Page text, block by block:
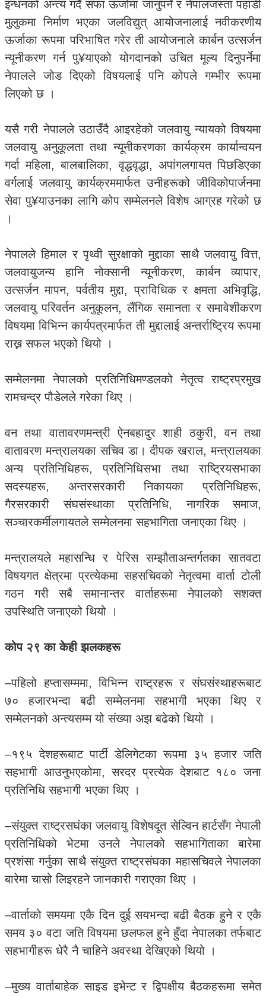
इन्धनको अन्त्य गर्दै सफा ऊर्जामा जानुपर्ने र नेपालजस्ता पहाडी
मुलुकमा निर्माण भएका जलविद्युत् आयोजनालाई नवीकरणीय
ऊर्जाका रूपमा परिभाषित गरेर ती आयोजनाले कार्बन उत्सर्जन
न्यूनीकरण गर्न पु¥याएको योगदानको उचित मूल्य दिनुपर्नेमा
नेपालले जोड दिएको विषयलाई पनि कोपले गम्भीर रूपमा
लिएको छ ।
यसै गरी नेपालले उठाउँदै आइरहेको जलवायु न्यायको विषयमा
जलवायु अनुकूलता तथा न्यूनीकरणका कार्यक्रम कार्यान्वयन
गर्दा महिला, बालबालिका, वृद्धवृद्धा, अपांगलगायत पिछडिएका
वर्गलाई जलवायु कार्यक्रममार्फत उनीहरूको जीविकोपार्जनमा
सेवा पु¥याउनका लागि कोप सम्मेलनले विशेष आग्रह गरेको छ
।
नेपालले हिमाल र पृथ्वी सुरक्षाको मुद्दाका साथै जलवायु वित्त,
जलवायुजन्य हानि नोक्सानी न्यूनीकरण, कार्बन व्यापार,
उत्सर्जन मापन, पर्वतीय मुद्दा, प्राविधिक र क्षमता अभिवृद्धि,
जलवायु परिवर्तन अनुकूलन, लैंगिक समानता र समावेशीकरण
विषयमा विभिन्न कार्यपत्रमार्फत ती मुद्दालाई अन्तर्राष्ट्रिय रूपमा
राख्न सफल भएको थियो ।
सम्मेलनमा नेपालको प्रतिनिधिमण्डलको नेतृत्व राष्ट्रप्रमुख
रामचन्द्र पौडेलले गरेका थिए ।
वन तथा वातावरणमन्त्री ऐनबहादुर शाही ठकुरी, वन तथा
वातावरण मन्त्रालयका सचिव डा। दीपक खराल, मन्त्रालयका
अन्य प्रतिनिधिहरू, प्रतिनिधिसभा तथा राष्ट्रियसभाका
सदस्यहरू, अन्तरसरकारी निकायका प्रतिनिधिहरू,
गैरसरकारी संघसंस्थाका प्रतिनिधि, नागरिक समाज,
सञ्चारकर्मीलगायतले सम्मेलनमा सहभागिता जनाएका थिए ।
मन्त्रालयले महासन्धि र पेरिस सम्झौताअन्तर्गतका सातवटा
विषयगत क्षेत्रमा प्रत्येकमा सहसचिवको नेतृत्वमा वार्ता टोली
गठन गरी सबै समानान्तर वार्ताहरूमा नेपालको सशक्त
उपस्थिति जनाएको थियो ।
कोप २९ का केही झलकहरू
–पहिलो हप्तासम्ममा, विभिन्न राष्ट्रहरू र संघसंस्थाहरूबाट
७० हजारभन्दा बढी सम्मेलनमा सहभागी भएका थिए र
सम्मेलनको अन्त्यसम्म यो संख्या अझ बढेको थियो ।
–१९५ देशहरूबाट पार्टी डेलिगेटका रूपमा ३५ हजार जति
सहभागी आउनुभएकोमा, सरदर प्रत्येक देशबाट १८० जना
प्रतिनिधि सहभागी भएका थिए ।
–संयुक्त राष्ट्रसघंका जलवायु विशेषदूत सेल्विन हार्टसँग नेपाली
प्रतिनिधिको भेटमा उनले नेपालको सहभागिताका बारेमा
प्रशंसा गर्नुका साथै संयुक्त राष्ट्रसंघका महासचिवले नेपालका
बारेमा चासो लिइरहने जानकारी गराएका थिए ।
–वार्ताको समयमा एकै दिन दुई सयभन्दा बढी बैठक हुने र एकै
समय ३० वटा जति विषयमा छलफल हुने हुँदा नेपालका तर्फबाट
सहभागीहरू धेरै नै चाहिने अवस्था देखिएको थियो ।
–मुख्य वार्ताबाहेक साइड इभेन्ट र द्विपक्षीय बैठकहरूमा समेत